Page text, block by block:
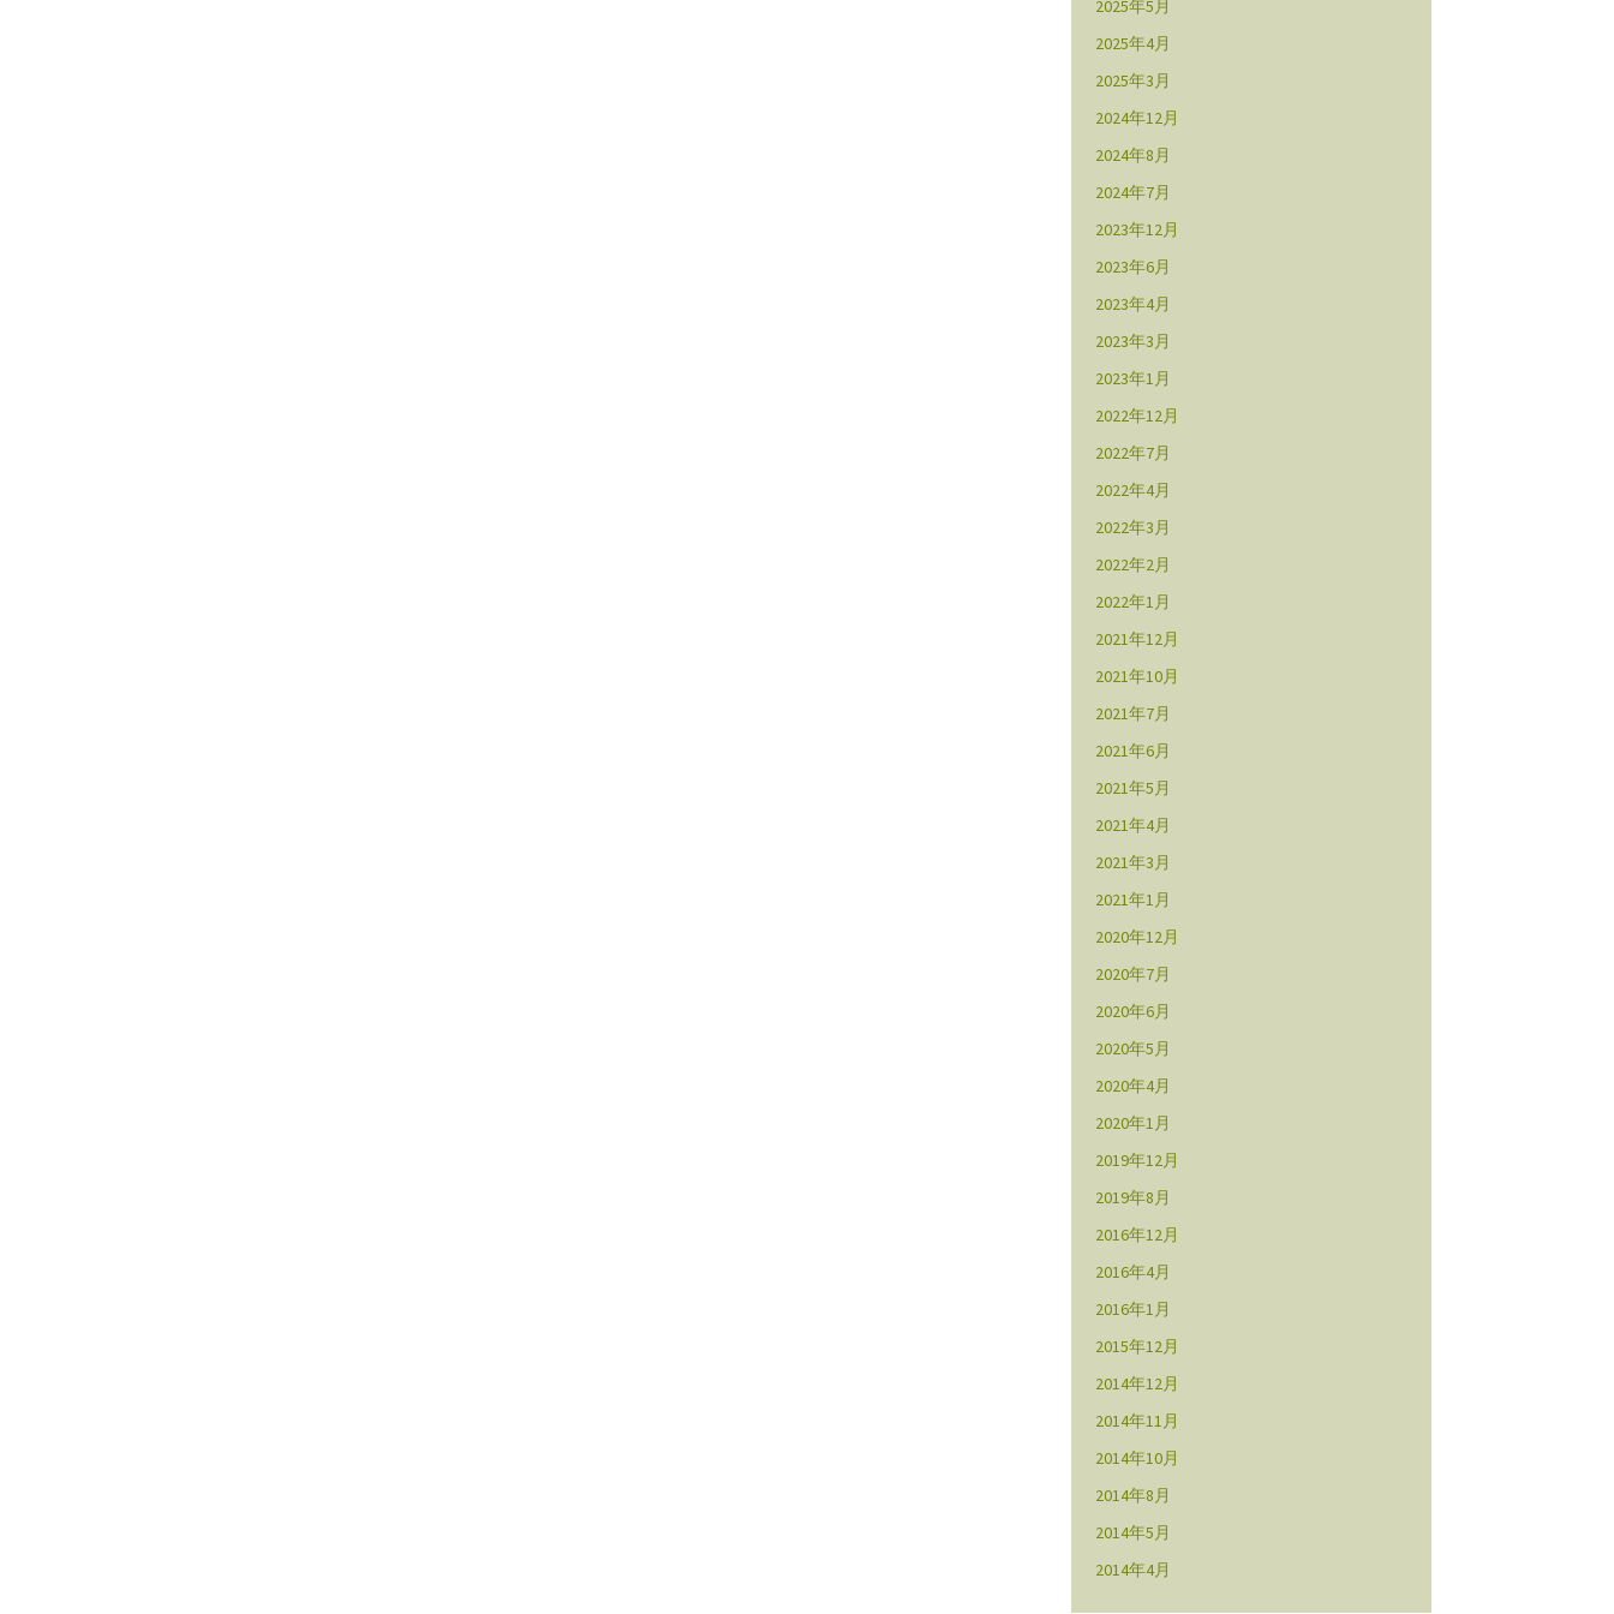
2025年5月
2025年4月
2025年3月
2024年12月
2024年8月
2024年7月
2023年12月
2023年6月
2023年4月
2023年3月
2023年1月
2022年12月
2022年7月
2022年4月
2022年3月
2022年2月
2022年1月
2021年12月
2021年10月
2021年7月
2021年6月
2021年5月
2021年4月
2021年3月
2021年1月
2020年12月
2020年7月
2020年6月
2020年5月
2020年4月
2020年1月
2019年12月
2019年8月
2016年12月
2016年4月
2016年1月
2015年12月
2014年12月
2014年11月
2014年10月
2014年8月
2014年5月
2014年4月